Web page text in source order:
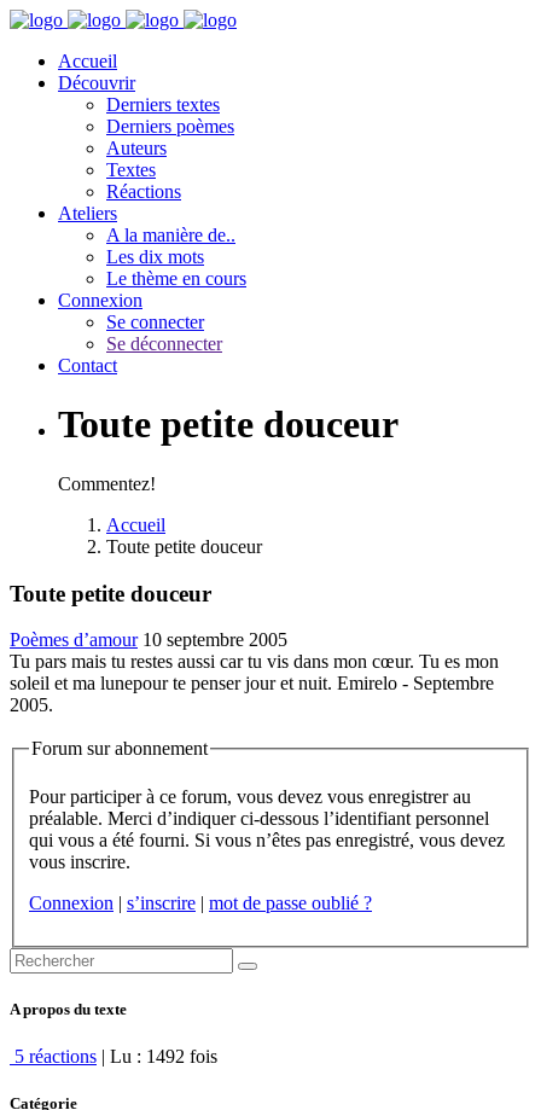
Accueil
Découvrir
Derniers textes
Derniers poèmes
Auteurs
Textes
Réactions
Ateliers
A la manière de..
Les dix mots
Le thème en cours
Connexion
Se connecter
Se déconnecter
Contact
Toute petite douceur
Commentez!
Accueil
Toute petite douceur
Toute petite douceur
Poèmes d’amour 10 septembre 2005
Tu pars mais tu restes aussi car tu vis dans mon cœur. Tu es mon
soleil et ma lunepour te penser jour et nuit. Emirelo - Septembre
2005.
Forum sur abonnement
Pour participer à ce forum, vous devez vous enregistrer au
préalable. Merci d’indiquer ci-dessous l’identifiant personnel
qui vous a été fourni. Si vous n’êtes pas enregistré, vous devez
vous inscrire.
Connexion | s’inscrire | mot de passe oublié ?
A propos du texte
5 réactions | Lu : 1492 fois
Catégorie